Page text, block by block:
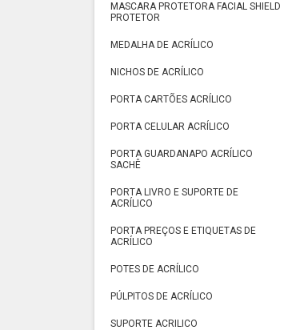
MASCARA PROTETORA FACIAL SHIELD
PROTETOR
MEDALHA DE ACRÍLICO
NICHOS DE ACRÍLICO
PORTA CARTÕES ACRÍLICO
PORTA CELULAR ACRÍLICO
PORTA GUARDANAPO ACRÍLICO
SACHÊ
PORTA LIVRO E SUPORTE DE
ACRÍLICO
PORTA PREÇOS E ETIQUETAS DE
ACRÍLICO
POTES DE ACRÍLICO
PÚLPITOS DE ACRÍLICO
SUPORTE ACRILICO